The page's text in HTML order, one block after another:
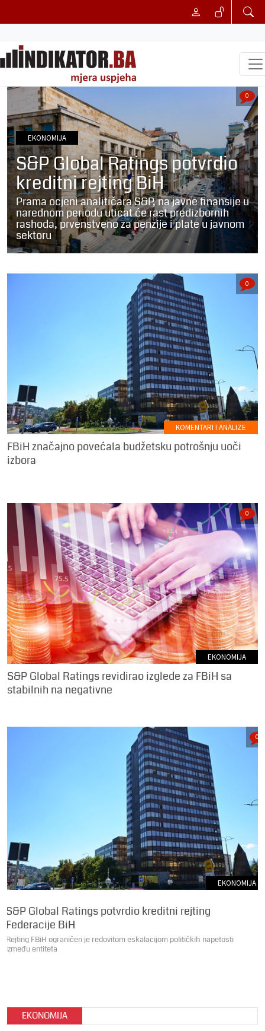
EKONOMIJA
S&P Global Ratings potvrdio
kreditni rejting BiH
Prama ocjeni analitičara S&P, na javne finansije u
narednom periodu uticat će rast predizbornih
rashoda, prvenstveno za penzije i plate u javnom
sektoru
0
KOMENTARI I ANALIZE
FBiH značajno povećala budžetsku potrošnju uoči
izbora
0
EKONOMIJA
S&P Global Ratings revidirao izglede za FBiH sa
stabilnih na negativne
0
EKONOMIJA
S&P Global Ratings potvrdio kreditni rejting
Federacije BiH
Rejting FBiH ograničen je redovitom eskalacijom političkih napetosti
između entiteta
0
EKONOMIJA